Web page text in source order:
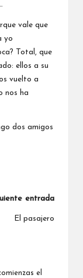
vale que
yo
Total, que
ellos a su
vuelto a
nos ha
dos amigos
entrada
El pasajero
el